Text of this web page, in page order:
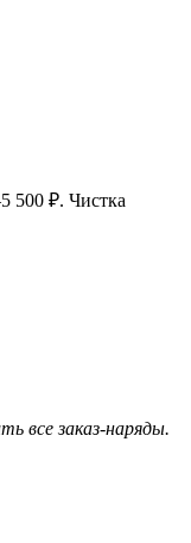
500 ₽. Чистка
все заказ-наряды.